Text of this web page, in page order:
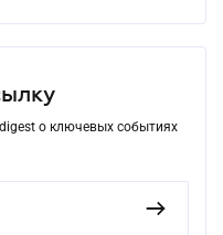
о ключевых событиях